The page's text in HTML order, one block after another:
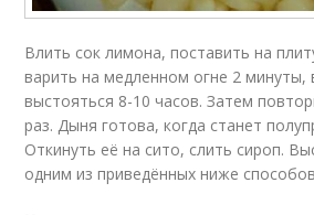
Влить сок лимона, поставить на
варить на медленном огне 2 минуты,
выстояться 8-10 часов. Затем
раз. Дыня готова, когда станет
Откинуть её на сито, слить сироп.
одним из приведённых ниже